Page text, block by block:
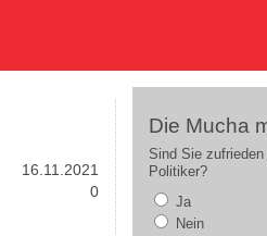
16.11.2021
0
Die Mucha
Sind Sie
Politiker?
Ja
Nein